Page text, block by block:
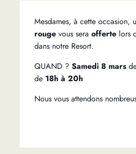
Mesdames, à cette occasion,
rouge vous sera offerte lors
dans notre Resort.
QUAND ? Samedi 8 mars
de 18h à 20h
Nous vous attendons